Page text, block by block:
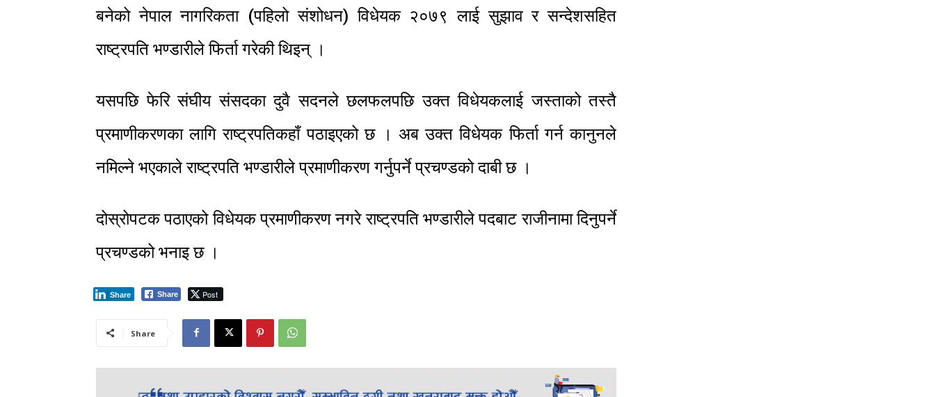
बनेको नेपाल नागरिकता (पहिलो संशोधन) विधेयक २०७९ लाई सुझाव र सन्देशसहित
राष्ट्रपति भण्डारीले फिर्ता गरेकी थिइन् ।
यसपछि फेरि संघीय संसदका दुवै सदनले छलफलपछि उक्त विधेयकलाई जस्ताको तस्तै
प्रमाणीकरणका लागि राष्ट्रपतिकहाँ पठाइएको छ । अब उक्त विधेयक फिर्ता गर्न कानुनले
नमिल्ने भएकाले राष्ट्रपति भण्डारीले प्रमाणीकरण गर्नुपर्ने प्रचण्डको दाबी छ ।
दोस्रोपटक पठाएको विधेयक प्रमाणीकरण नगरे राष्ट्रपति भण्डारीले पदबाट राजीनामा दिनुपर्ने
प्रचण्डको भनाइ छ ।
Share Post
Share
Share